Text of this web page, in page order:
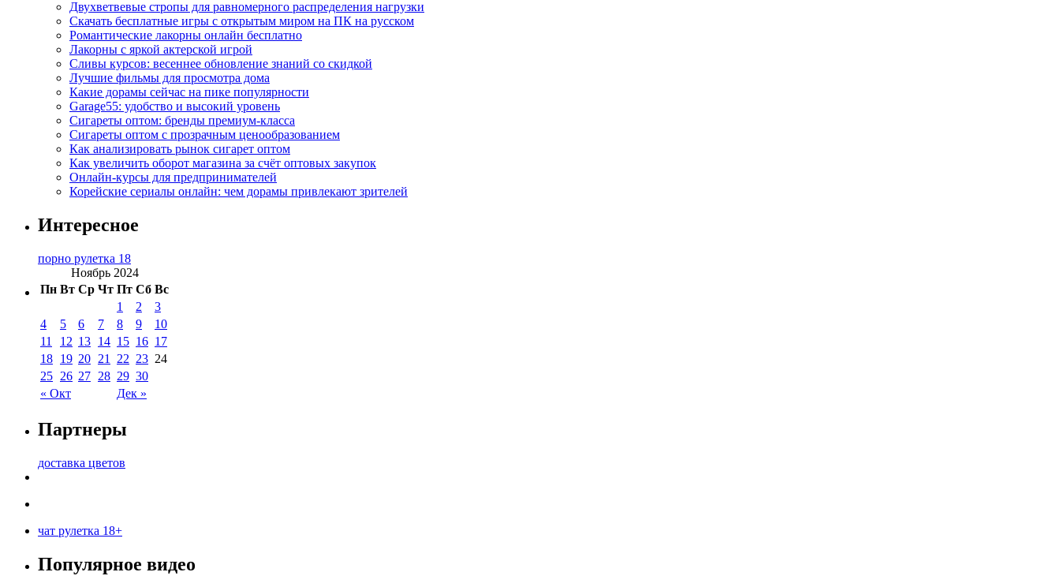
Двухветвевые стропы для равномерного распределения нагрузки
Скачать бесплатные игры с открытым миром на ПК на русском
Романтические лакорны онлайн бесплатно
Лакорны с яркой актерской игрой
Сливы курсов: весеннее обновление знаний со скидкой
Лучшие фильмы для просмотра дома
Какие дорамы сейчас на пике популярности
Garage55: удобство и высокий уровень
Сигареты оптом: бренды премиум-класса
Сигареты оптом с прозрачным ценообразованием
Как анализировать рынок сигарет оптом
Как увеличить оборот магазина за счёт оптовых закупок
Онлайн-курсы для предпринимателей
Корейские сериалы онлайн: чем дорамы привлекают зрителей
Интересное
порно рулетка 18
Ноябрь 2024
Пн Вт Ср Чт Пт Сб Вс
« Окт Дек »
1 2
3
4
5 6 7 8 9
10
11
12 13 14 15 16 17
18 19 20 21 22 23 24
25 26 27 28 29 30
Партнеры
доставка цветов
чат рулетка 18+
Популярное видео